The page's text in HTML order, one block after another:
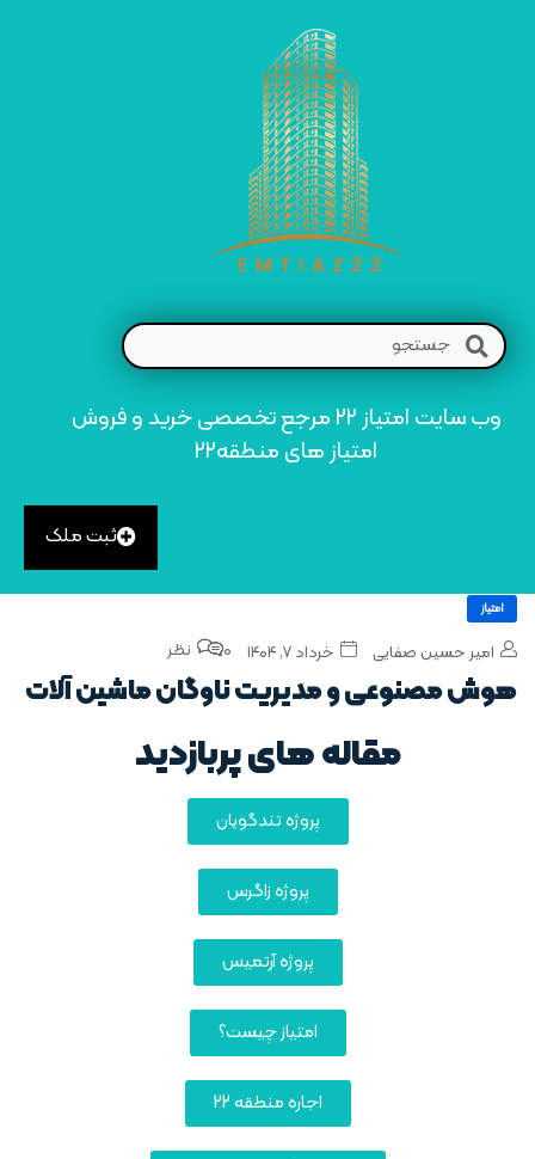
وب سایت امتیاز 22 مرجع تخصصی خرید و فروش
امتیاز های منطقه22
ثبت ملک
امتیاز
امیر حسین صفایی خرداد ۷, ۱۴۰۴ 0 نظر
هوش مصنوعی و مدیریت ناوگان ماشین‌ آلات
مقاله های پربازدید
پروژه تندگویان
پروژه زاگرس
پروژه آرتمیس
امتیاز چیست؟
اجاره منطقه 22